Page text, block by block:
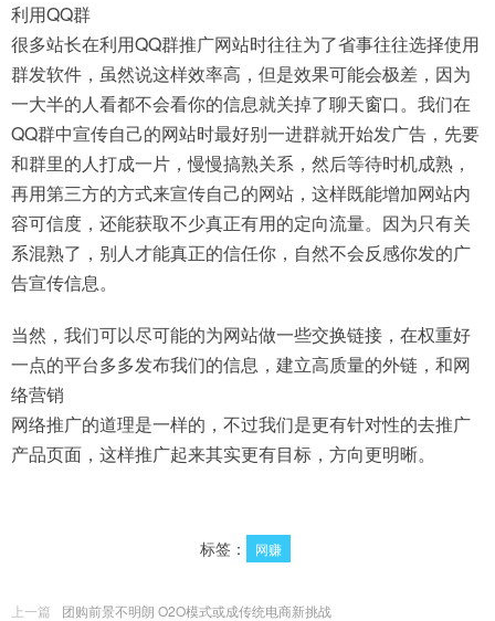
利用QQ群
很多站长在利用QQ群推广网站时往往为了省事往往选择使用
群发软件，虽然说这样效率高，但是效果可能会极差，因为
一大半的人看都不会看你的信息就关掉了聊天窗口。我们在
QQ群中宣传自己的网站时最好别一进群就开始发广告，先要
和群里的人打成一片，慢慢搞熟关系，然后等待时机成熟，
再用第三方的方式来宣传自己的网站，这样既能增加网站内
容可信度，还能获取不少真正有用的定向流量。因为只有关
系混熟了，别人才能真正的信任你，自然不会反感你发的广
告宣传信息。
当然，我们可以尽可能的为网站做一些交换链接，在权重好
一点的平台多多发布我们的信息，建立高质量的外链，和网
络营销
网络推广的道理是一样的，不过我们是更有针对性的去推广
产品页面，这样推广起来其实更有目标，方向更明晰。
标签： 网赚
上一篇
团购前景不明朗 O2O模式或成传统电商新挑战